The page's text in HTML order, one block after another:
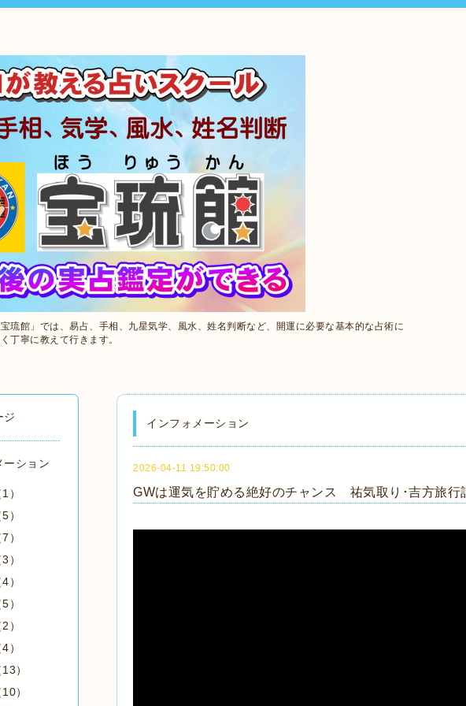
琉館」では、易占、手相、九星気学、風水、姓名判断など、開運に必要な基本的な占術に
丁寧に教えて行きます。
インフォメーション
2026-04-11 19:50:00
GWは運気を貯める絶好のチャンス 祐気取り･吉方旅行
ジ
ーション
）
）
）
）
）
）
）
）
）
）